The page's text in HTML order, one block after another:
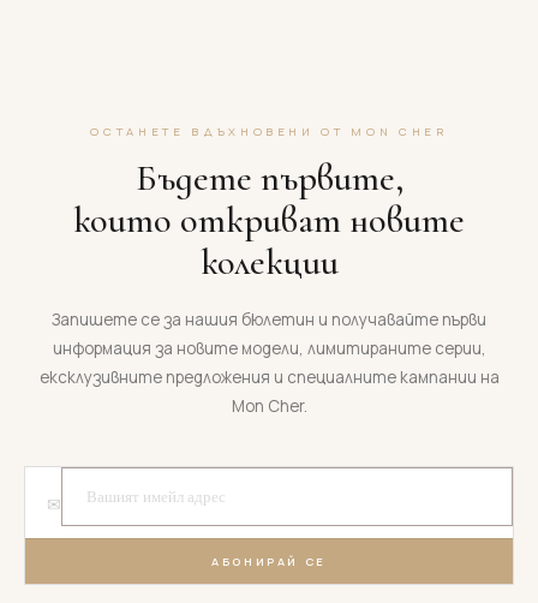
ОСТАНЕТЕ ВДЪХНОВЕНИ ОТ MON CHER
Бъдете първите,
които откриват новите
колекции
Запишете се за нашия бюлетин и получавайте първи
информация за новите модели, лимитираните серии,
ексклузивните предложения и специалните кампании на
Mon Cher.
✉
АБОНИРАЙ СЕ